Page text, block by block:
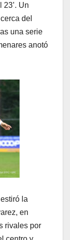
23’. Un
del
una serie
anotó
la
en
rivales por